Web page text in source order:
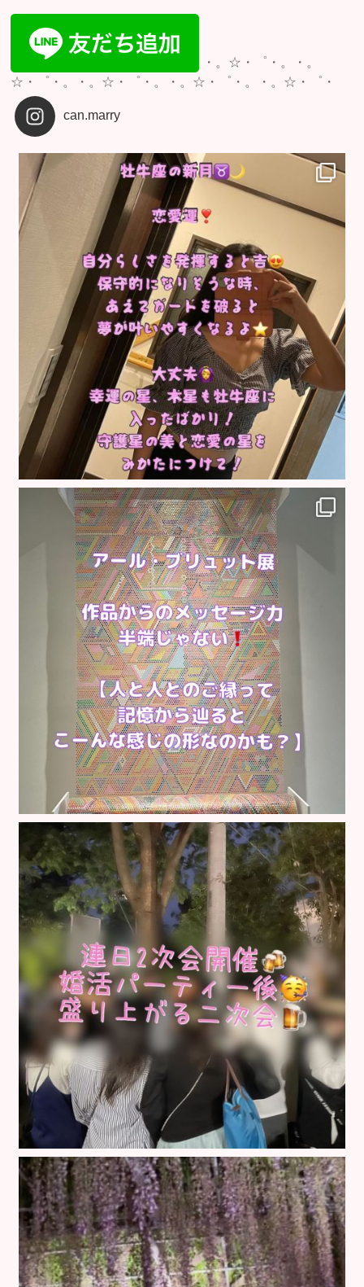
・。☆・゜・。・。
☆・゜・。・。☆・゜・。・。☆・゜・。・。☆・゜・
can.marry